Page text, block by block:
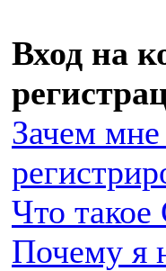
Вход на
Зачем
Что такое
Почему я